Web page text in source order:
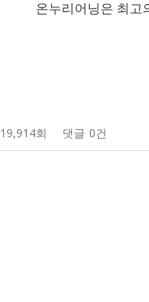
온누리어닝은 최고
19,914회 댓글 0건